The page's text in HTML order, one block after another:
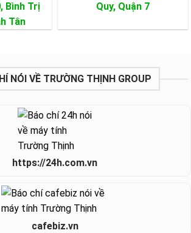
Bình Trị
Tân
Quy, Quận 7
NÓI VỀ TRƯỜNG THỊNH GROUP
https://24h.com.vn
cafebiz.vn